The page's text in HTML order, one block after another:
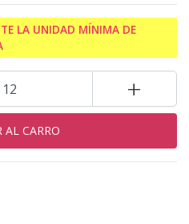
LA UNIDAD MÍNIMA DE
+